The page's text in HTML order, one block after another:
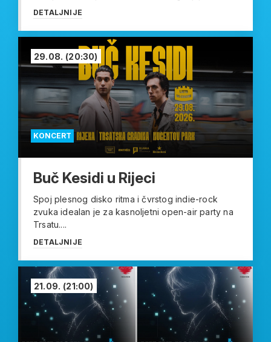
DETALJNIJE
KONCERT
29.08. (20:30)
Buč Kesidi u Rijeci
Spoj plesnog disko ritma i čvrstog indie-rock
zvuka idealan je za kasnoljetni open-air party na
Trsatu....
DETALJNIJE
21.09. (21:00)